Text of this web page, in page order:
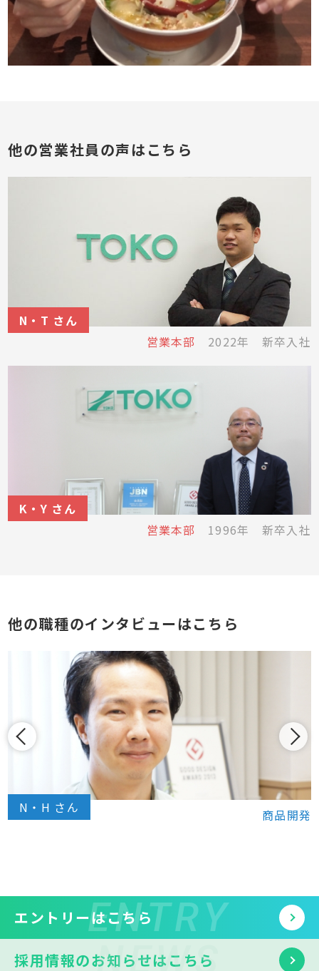
他の営業社員の声はこちら
N・T さん
営業本部
2022年 新卒入社
K・Y さん
営業本部
1996年 新卒入社
他の職種のインタビューはこちら
M・R さん 製造
エントリーはこちら
採用情報のお知らせはこちら